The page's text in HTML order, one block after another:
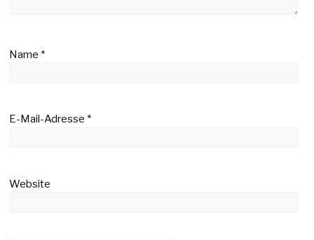
Name*
E-Mail-Adresse*
Website